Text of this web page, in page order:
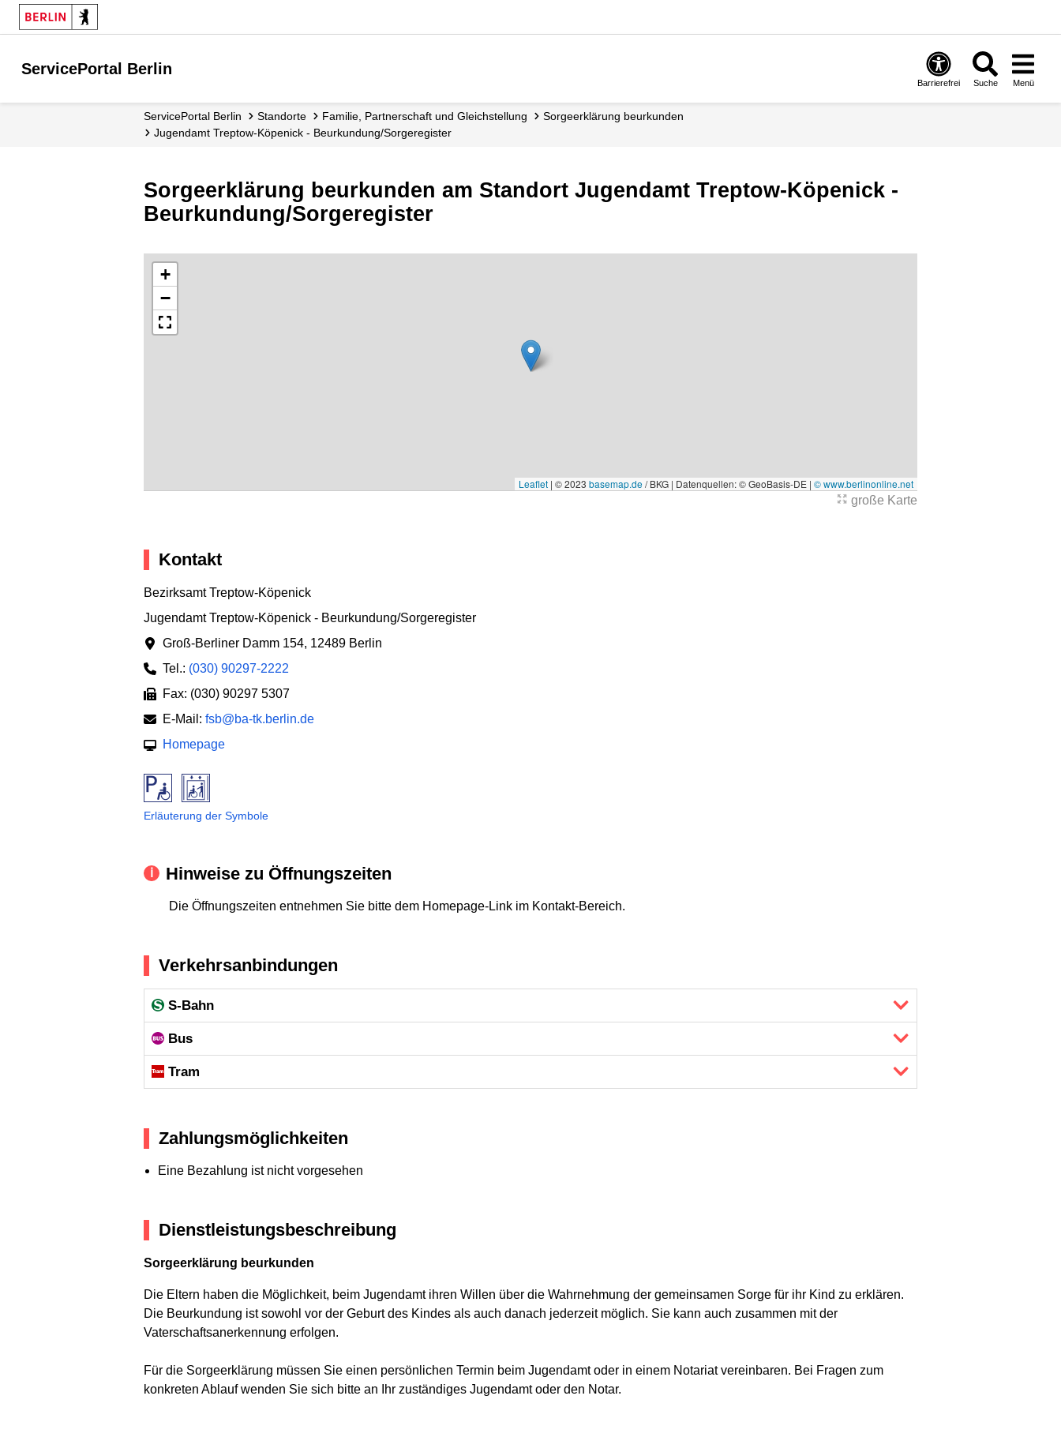
ServicePortal Berlin
Barrierefrei Suche Menü
ServicePortal Berlin Standorte Familie, Partnerschaft und Gleichstellung
Sorgeerklärung beurkunden
Jugendamt Treptow-Köpenick - Beurkundung/Sorgeregister
Sorgeerklärung beurkunden am Standort Jugendamt Treptow-Köpenick -
Beurkundung/Sorgeregister
+
−
Leaflet | © 2023 basemap.de/ BKG | Datenquellen: © GeoBasis-DE | © www.berlinonline.net
große Karte
Kontakt
Bezirksamt Treptow-Köpenick
Jugendamt Treptow-Köpenick - Beurkundung/Sorgeregister
Groß-Berliner Damm 154, 12489 Berlin
Tel.: (030) 90297-2222
Fax: (030) 90297 5307
E-Mail: fsb@ba-tk.berlin.de
Homepage
Erläuterung der Symbole
Hinweise zu Öffnungszeiten
Die Öffnungszeiten entnehmen Sie bitte dem Homepage-Link im Kontakt-Bereich.
Verkehrsanbindungen
S-Bahn
Bus
Tram
Zahlungsmöglichkeiten
Eine Bezahlung ist nicht vorgesehen
Dienstleistungsbeschreibung
Sorgeerklärung beurkunden
Die Eltern haben die Möglichkeit, beim Jugendamt ihren Willen über die Wahrnehmung der gemeinsamen Sorge für ihr Kind zu erklären.
Die Beurkundung ist sowohl vor der Geburt des Kindes als auch danach jederzeit möglich. Sie kann auch zusammen mit der
Vaterschaftsanerkennung erfolgen.
Für die Sorgeerklärung müssen Sie einen persönlichen Termin beim Jugendamt oder in einem Notariat vereinbaren. Bei Fragen zum
konkreten Ablauf wenden Sie sich bitte an Ihr zuständiges Jugendamt oder den Notar.